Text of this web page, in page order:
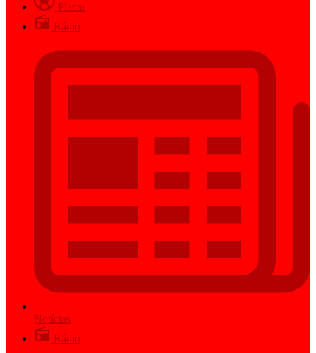
Placar
Rádio
Notícias
Rádio